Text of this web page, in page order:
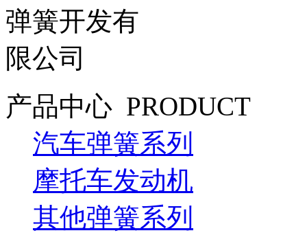
产品中心 PRODUCT
汽车弹簧系列
摩托车发动机
其他弹簧系列